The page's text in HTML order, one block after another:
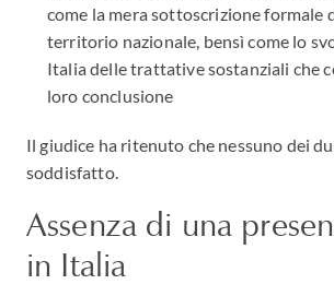
come la mera sottoscrizione formale
territorio nazionale, bensì come lo
Italia delle trattative sostanziali che
loro conclusione
Il giudice ha ritenuto che nessuno dei
soddisfatto.
Assenza di una
in Italia